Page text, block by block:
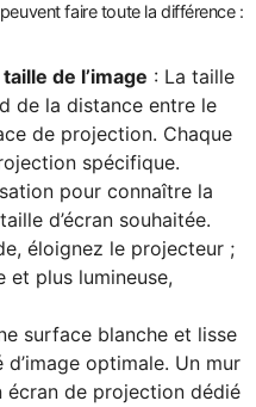
faire toute la différence :
de l’image : La taille
de la distance entre le
de projection. Chaque
spécifique.
pour connaître la
d’écran souhaitée.
éloignez le projecteur ;
et plus lumineuse,
surface blanche et lisse
optimale. Un mur
écran de projection dédié